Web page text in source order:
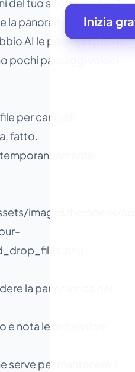
Inizia
del tuo sito con le tue?
la panoramica dei
AI le posizioni per te.
pochi passaggi veloci.
per caricarli.
fatto.
images/helpdesk/
la panoramica dei
e nota le dimensioni
serve per mantenere il